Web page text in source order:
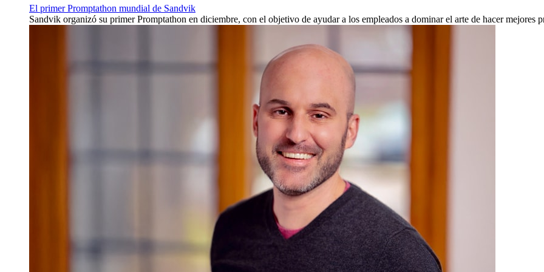
El primer Promptathon mundial de Sandvik
Sandvik organizó su primer Promptathon en diciembre, con el objetivo de ayudar a los empleados a dominar el arte de hacer mejores